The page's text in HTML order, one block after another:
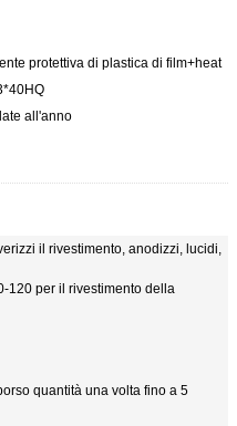
protettiva di plastica di film+heat
all'anno
il rivestimento, anodizzi, lucidi,
120 per il rivestimento della
quantità una volta fino a 5